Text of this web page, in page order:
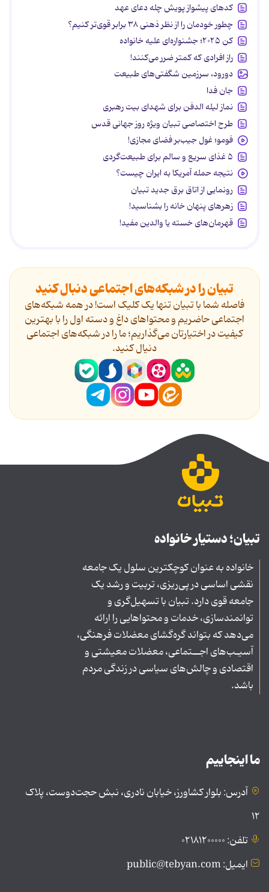
کدهای پیشواز پویش چله دعای عهد
چطور خودمان را از نظر ذهنی ۳۸ برابر قوی‌تر کنیم؟
کن ۲۰۲۵؛ جشنواره‌ای علیه خانواده
راز افرادی که کمتر ضرر می‌کنند!
دورود، سرزمین شگفتی‌های طبیعت
جان فدا
نماز لیله الدفن برای شهدای بیت رهبری
طرح اختصاصی تبیان ویژه روز جهانی قدس
فومو؛ غول جیب‌بر فضای مجازی!
۵ غذای سریع و سالم برای طبیعت‌گردی
نتیجه حمله آمریکا به ایران چیست؟
رونمایی از اتاق برق جدید تبیان
زهرهای پنهان خانه را بشناسید!
قهرمان‌های خسته یا والدین مفید!
تبیان را در شبکه‌های اجتماعی دنبال کنید
فاصله شما با تبیان تنها یک کلیک است! در همه شبکه‌های
اجتماعی حاضریم و محتواهای داغ و دسته اول را با بهترین
کیفیت در اختیارتان می‌گذاریم؛ ما را در شبکه‌های اجتماعی
دنیال کنید.
تبیان؛ دستیار خانواده
خانواده به عنوان کوچکترین سلول یک جامعه
نقشی اساسی در پی‌ریزی، تربیت و رشد یک
جامعه قوی دارد. تبیان با تسهیل‌گری و
توانمندسازی، خدمات و محتواهایی را ارائه
می‌دهد که بتواند گره‌گشای معضلات فرهنگی،
آسیـب‌های اجــتماعی، معضلات معیشتی و
اقتصادی و چالش‌های سیاسی در زندگی مردم
باشد.
ما اینجاییم
آدرس: بلوار کشاورز، خیابان نادری، نبش حجت‌دوست، پلاک
۱۲
تلفن: ۰۲۱۸۱۲۰۰۰۰۰
ایمیل: public@tebyan.com